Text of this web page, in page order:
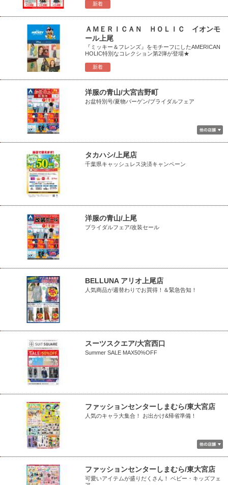
新着
新着
ＡＭＥＲＩＣＡＮ ＨＯＬＩＣ イオンモ
ール上尾
『ミッキー＆フレンズ』をモチーフにしたAMERICAN
HOLIC特別なコレクション第2弾が登場★
洋服の青山/大宮吉野町
お盆特別号/夏物バーゲン/ブライダルフェア
タカハシ/上尾店
千葉県キャッシュレス決済キャンペーン
洋服の青山/上尾
ブライダルフェア/改装セール
BELLUNA アリオ上尾店
人気商品が週替わりでお買得！＆緊急告知！
スーツスクエア/大宮西口
Summer SALE MAX50%OFF
ファッションセンターしまむら/東大宮店
人気のキャラ大集合！ お出かけ&帰省準備！
ファッションセンターしまむら/東大宮店
可愛いアイテムが盛りだくさん！ ベビー・キッズフェ